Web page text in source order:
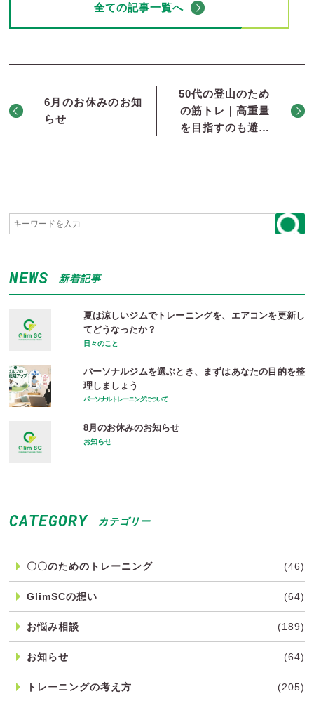
全ての記事一覧へ
6月のお休みのお知
らせ
50代の登山のため
の筋トレ｜高重量
を目指すのも避…
NEWS 新着記事
夏は涼しいジムでトレーニングを、エアコンを更新し
てどうなったか？
日々のこと
パーソナルジムを選ぶとき、まずはあなたの目的を整
理しましょう
パーソナルトレーニングについて
8月のお休みのお知らせ
お知らせ
CATEGORY カテゴリー
〇〇のためのトレーニング (46)
GlimSCの想い (64)
お悩み相談 (189)
お知らせ (64)
トレーニングの考え方 (205)